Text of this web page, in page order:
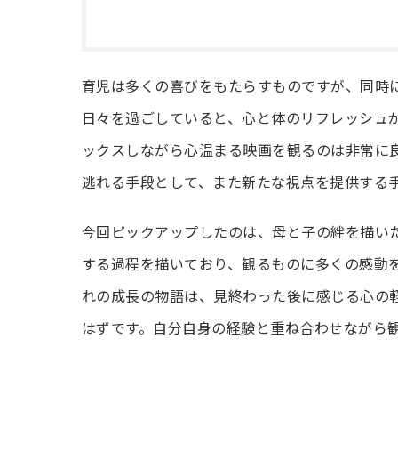
育児は多くの喜びをもたらすものですが、同
日々を過ごしていると、心と体のリフレッシ
ックスしながら心温まる映画を観るのは非常
逃れる手段として、また新たな視点を提供する
今回ピックアップしたのは、母と子の絆を描
する過程を描いており、観るものに多くの感
れの成長の物語は、見終わった後に感じる心
はずです。自分自身の経験と重ね合わせなが